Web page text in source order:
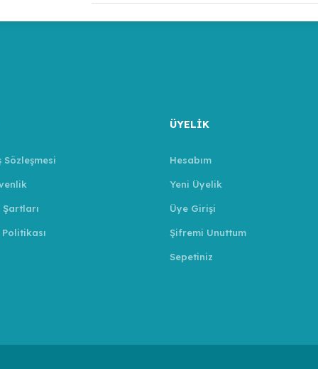
Sözleşmesi
ÜYELİK
Hesabım
Yeni Üyelik
Üye Girişi
Şifremi Unuttum
Sepetiniz